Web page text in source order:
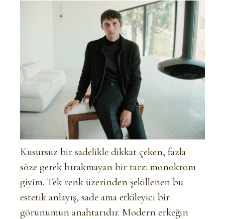
Kusursuz bir sadelikle dikkat çeken, fazla
söze gerek bırakmayan bir tarz: monokrom
giyim. Tek renk üzerinden şekillenen bu
estetik anlayış, sade ama etkileyici bir
görünümün anahtarıdır. Modern erkeğin